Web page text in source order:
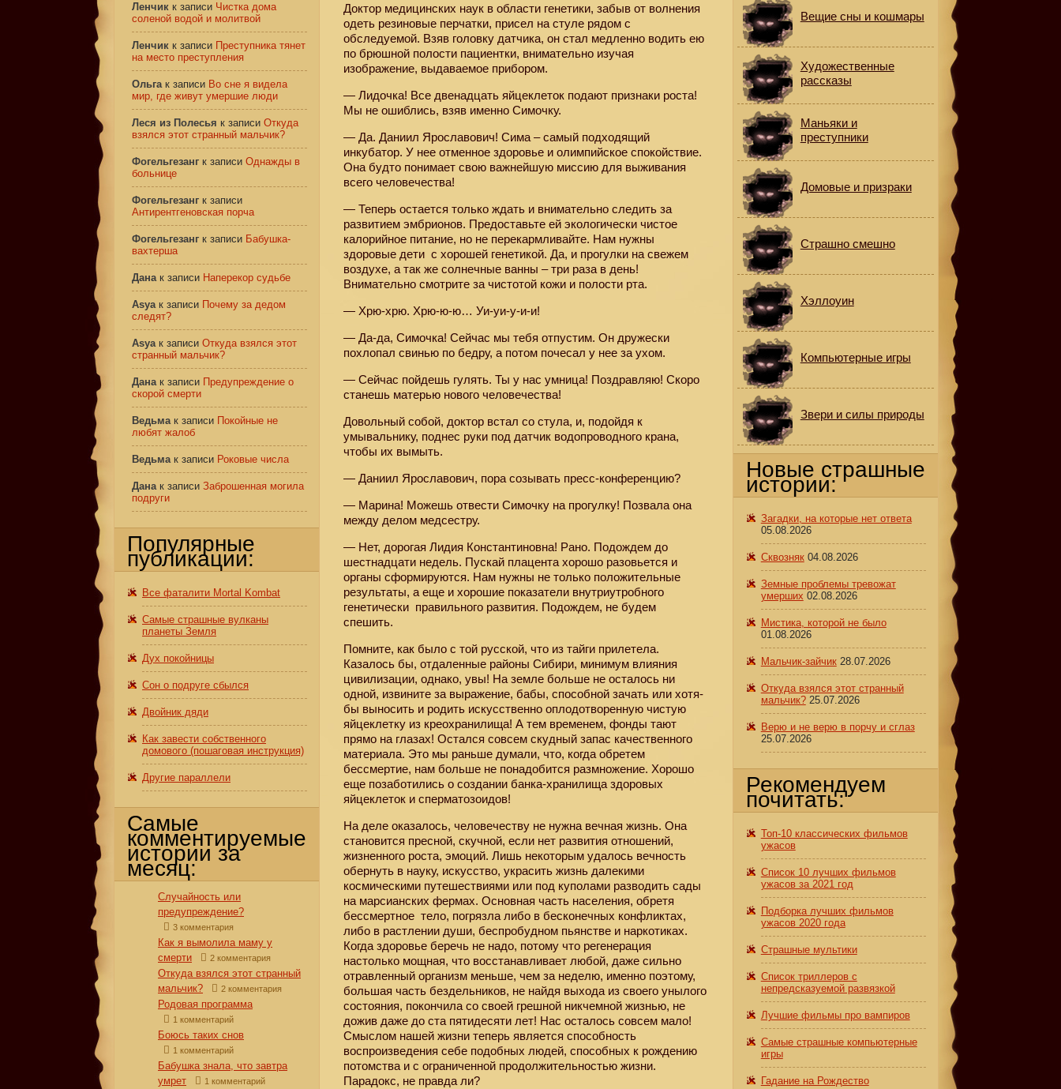
Доктор медицинских наук в области генетики, забыв от волнения
одеть резиновые перчатки, присел на стуле рядом с
обследуемой. Взяв головку датчика, он стал медленно водить ею
по брюшной полости пациентки, внимательно изучая
изображение, выдаваемое прибором.
— Лидочка! Все двенадцать яйцеклеток подают признаки роста!
Мы не ошиблись, взяв именно Симочку.
— Да. Даниил Ярославович! Сима – самый подходящий
инкубатор. У нее отменное здоровье и олимпийское спокойствие.
Она будто понимает свою важнейшую миссию для выживания
всего человечества!
— Теперь остается только ждать и внимательно следить за
развитием эмбрионов. Предоставьте ей экологически чистое
калорийное питание, но не перекармливайте. Нам нужны
здоровые дети с хорошей генетикой. Да, и прогулки на свежем
воздухе, а так же солнечные ванны – три раза в день!
Внимательно смотрите за чистотой кожи и полости рта.
— Хрю-хрю. Хрю-ю-ю… Уи-уи-у-и-и!
— Да-да, Симочка! Сейчас мы тебя отпустим. Он дружески
похлопал свинью по бедру, а потом почесал у нее за ухом.
— Сейчас пойдешь гулять. Ты у нас умница! Поздравляю! Скоро
станешь матерью нового человечества!
Довольный собой, доктор встал со стула, и, подойдя к
умывальнику, поднес руки под датчик водопроводного крана,
чтобы их вымыть.
— Даниил Ярославович, пора созывать пресс-конференцию?
— Марина! Можешь отвести Симочку на прогулку! Позвала она
между делом медсестру.
— Нет, дорогая Лидия Константиновна! Рано. Подождем до
шестнадцати недель. Пускай плацента хорошо разовьется и
органы сформируются. Нам нужны не только положительные
результаты, а еще и хорошие показатели внутриутробного
генетически правильного развития. Подождем, не будем
спешить.
Помните, как было с той русской, что из тайги прилетела.
Казалось бы, отдаленные районы Сибири, минимум влияния
цивилизации, однако, увы! На земле больше не осталось ни
одной, извините за выражение, бабы, способной зачать или хотя-
бы выносить и родить искусственно оплодотворенную чистую
яйцеклетку из креохранилища! А тем временем, фонды тают
прямо на глазах! Остался совсем скудный запас качественного
материала. Это мы раньше думали, что, когда обретем
бессмертие, нам больше не понадобится размножение. Хорошо
еще позаботились о создании банка-хранилища здоровых
яйцеклеток и сперматозоидов!
На деле оказалось, человечеству не нужна вечная жизнь. Она
становится пресной, скучной, если нет развития отношений,
жизненного роста, эмоций. Лишь некоторым удалось вечность
обернуть в науку, искусство, украсить жизнь далекими
космическими путешествиями или под куполами разводить сады
на марсианских фермах. Основная часть населения, обретя
бессмертное тело, погрязла либо в бесконечных конфликтах,
либо в растлении души, беспробудном пьянстве и наркотиках.
Когда здоровье беречь не надо, потому что регенерация
настолько мощная, что восстанавливает любой, даже сильно
отравленный организм меньше, чем за неделю, именно поэтому,
большая часть бездельников, не найдя выхода из своего унылого
состояния, покончила со своей грешной никчемной жизнью, не
дожив даже до ста пятидесяти лет! Нас осталось совсем мало!
Смыслом нашей жизни теперь является способность
воспроизведения себе подобных людей, способных к рождению
потомства и с ограниченной продолжительностью жизни.
Парадокс, не правда ли?
Ленчик к записи Чистка дома
соленой водой и молитвой
Ленчик к записи Преступника тянет
на место преступления
Ольгак записи Во сне я видела
мир, где живут умершие люди
Леся из Полесья к записи Откуда
взялся этот странный мальчик?
Фогельгезанг к записи Однажды в
больнице
Фогельгезанг к записи
Антирентгеновская порча
Фогельгезанг к записи Бабушка-
вахтерша
Данак записи Наперекор судьбе
Asyaк записи Почему за дедом
следят?
Asyaк записи Откуда взялся этот
странный мальчик?
Данак записи Предупреждение о
скорой смерти
Ведьмак записи Покойные не
любят жалоб
Ведьмак записи Роковые числа
Данак записи Заброшенная могила
подруги
Популярные
публикации:
Все фаталити Mortal Kombat
Самые страшные вулканы
планеты Земля
Дух покойницы
Сон о подруге сбылся
Двойник дяди
Как завести собственного
домового (пошаговая инструкция)
Другие параллели
Самые
комментируемые
истории за
месяц:
Случайность или
предупреждение?
3 комментария
Как я вымолила маму у
смерти
2 комментария
Откуда взялся этот странный
мальчик?
2 комментария
Родовая программа
1 комментарий
Боюсь таких снов
1 комментарий
Бабушка знала, что завтра
умрет
1 комментарий
Вещие сны и кошмары
Художественные
рассказы
Маньяки и
преступники
Домовые и призраки
Страшно смешно
Хэллоуин
Компьютерные игры
Звери и силы природы
Новые страшные
истории:
Загадки, на которые нет ответа
05.08.2026
Сквозняк 04.08.2026
Земные проблемы тревожат
умерших 02.08.2026
Мистика, которой не было
01.08.2026
Мальчик-зайчик 28.07.2026
Откуда взялся этот странный
мальчик? 25.07.2026
Верю и не верю в порчу и сглаз
25.07.2026
Рекомендуем
почитать:
Топ-10 классических фильмов
ужасов
Список 10 лучших фильмов
ужасов за 2021 год
Подборка лучших фильмов
ужасов 2020 года
Страшные мультики
Список триллеров с
непредсказуемой развязкой
Лучшие фильмы про вампиров
Самые страшные компьютерные
игры
Гадание на Рождество